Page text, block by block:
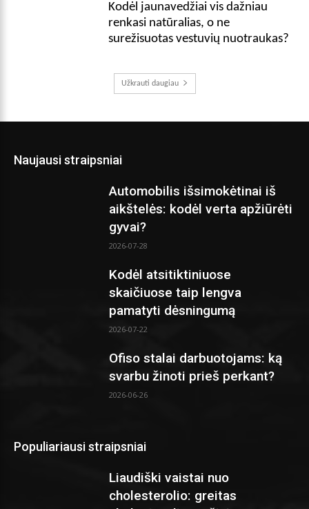
Kodėl jaunavedžiai vis dažniau
renkasi natūralias, o ne
surežisuotas vestuvių nuotraukas?
Užkrauti daugiau
Naujausi straipsniai
Automobilis išsimokėtinai iš
aikštelės: kodėl verta apžiūrėti
gyvai?
2026-07-28
Kodėl atsitiktiniuose
skaičiuose taip lengva
pamatyti dėsningumą
2026-07-22
Ofiso stalai darbuotojams: ką
svarbu žinoti prieš perkant?
2026-06-26
Populiariausi straipsniai
Liaudiški vaistai nuo
cholesterolio: greitas